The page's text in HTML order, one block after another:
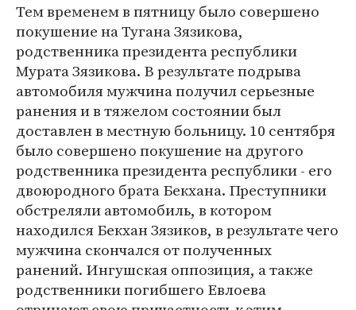
Тем временем в пятницу было совершено
покушение на Тугана Зязикова,
родственника президента республики
Мурата Зязикова. В результате подрыва
автомобиля мужчина получил серьезные
ранения и в тяжелом состоянии был
доставлен в местную больницу. 10 сентября
было совершено покушение на другого
родственника президента республики - его
двоюродного брата Бекхана. Преступники
обстреляли автомобиль, в котором
находился Бекхан Зязиков, в результате чего
мужчина скончался от полученных
ранений. Ингушская оппозиция, а также
родственники погибшего Евлоева